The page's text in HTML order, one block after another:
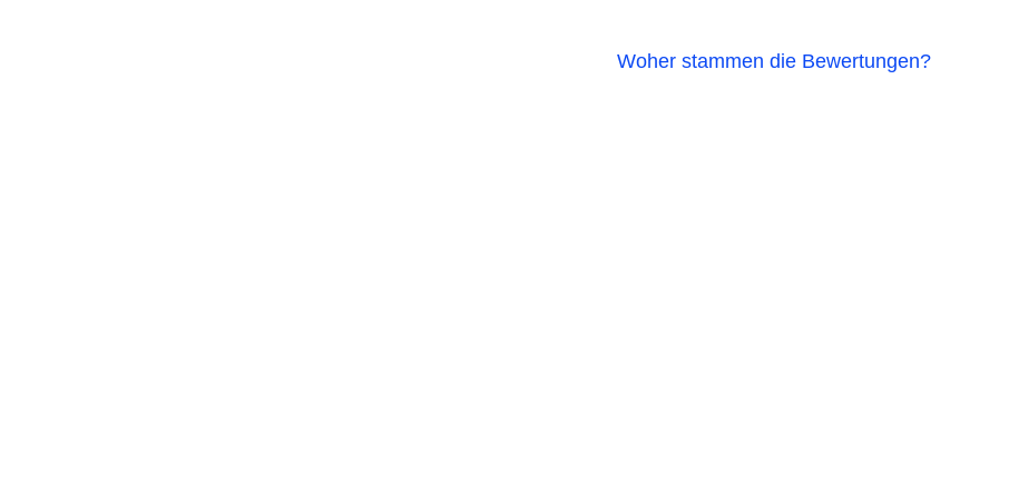
Woher stammen die Bewertungen?